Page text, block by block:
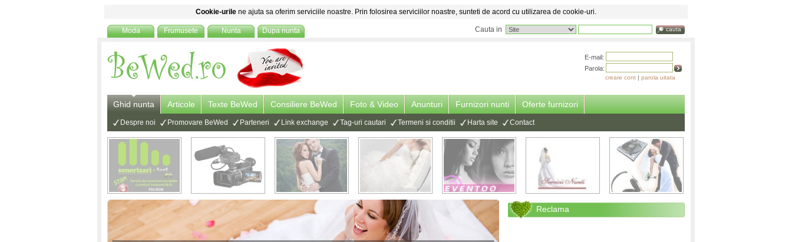
Cookie-urile ne ajuta sa oferim serviciile noastre. Prin folosirea serviciilor noastre, sunteti de acord cu utilizarea de cookie-uri.
Moda Frumusete Nunta Dupa nunta Cauta in cauta
E-mail:
Parola:
creare cont | parola uitata
Ghid nunta Articole Texte BeWed Consiliere BeWed Foto & Video Anunturi Furnizori nunti Oferte furnizori
Despre noi Promovare BeWed Parteneri Link exchange Tag-uri cautari Termeni si conditii Harta site Contact
Reclama